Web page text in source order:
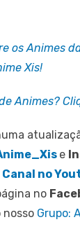
os Animes
Xis!
Animes?
e
Canal no
no
nosso Grupo: